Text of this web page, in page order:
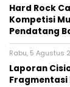
Hard Rock
Kompetisi
Pendatang
Rabu, 5 Agustus
Laporan
Fragmentasi